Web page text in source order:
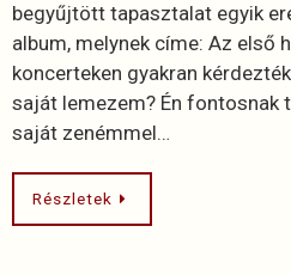
begyűjtött tapasztalat egyik
album, melynek címe: Az első
koncerteken gyakran
saját lemezem? Én fontosnak
saját zenémmel…
Részletek